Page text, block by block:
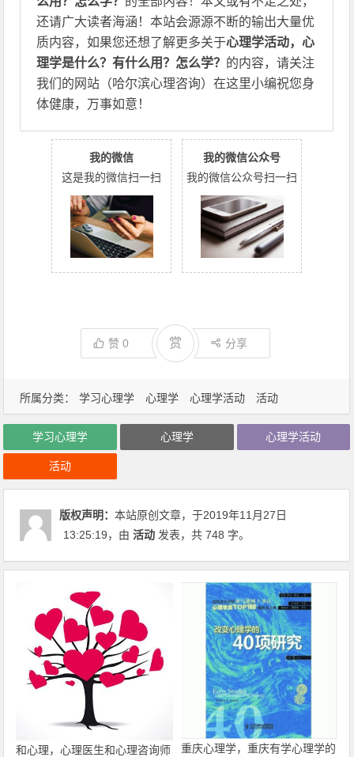
所属分类： 学习心理学 心理学 心理学活动 活动
还请广大读者海涵！本站会源源不断的输出大量优
质内容，如果您还想了解更多关于心理学活动，心
理学是什么？有什么用？怎么学？ 的内容，请关注
我们的网站（哈尔滨心理咨询）在这里小编祝您身
体健康，万事如意！
我的微信
这是我的微信扫一扫
我的微信公众号
我的微信公众号扫一扫
赞0 赏 分享
学习心理学 心理学 心理学活动
活动
版权声明：本站原创文章，于2019年11月27日
13:25:19，由活动 发表，共 748 字。
和心理，心理医生和心理咨询师
重庆心理学，重庆有学心理学的